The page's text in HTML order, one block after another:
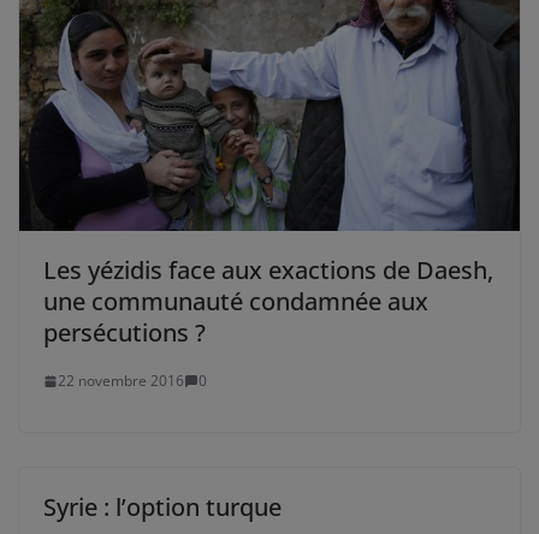
Les yézidis face aux exactions de Daesh,
une communauté condamnée aux
persécutions ?
22 novembre 2016 0
Syrie : l’option turque